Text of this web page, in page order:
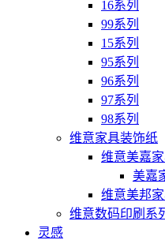
16系列
99系列
15系列
95系列
96系列
97系列
98系列
维意家具装饰纸
维意美嘉
美嘉
维意美邦
维意数码印刷系
灵感